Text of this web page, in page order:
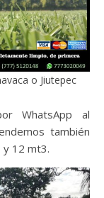
o Jiutepec
WhatsApp al
también
12 mt3.